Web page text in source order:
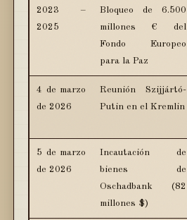
2023 –
2025
Bloqueo de 6.500
millones € del
Fondo Europeo
para la Paz
4 de marzo
de 2026
Reunión Szijjártó-
Putin en el Kremlin
5 de marzo
de 2026
Incautación de
bienes de
Oschadbank (82
millones $)